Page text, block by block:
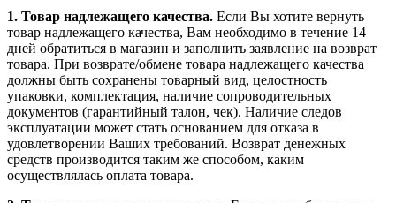
1. Товар надлежащего качества. Если Вы хотите вернуть
товар надлежащего качества, Вам необходимо в течение 14
дней обратиться в магазин и заполнить заявление на возврат
товара. При возврате/обмене товара надлежащего качества
должны быть сохранены товарный вид, целостность
упаковки, комплектация, наличие сопроводительных
документов (гарантийный талон, чек). Наличие следов
эксплуатации может стать основанием для отказа в
удовлетворении Ваших требований. Возврат денежных
средств производится таким же способом, каким
осуществлялась оплата товара.